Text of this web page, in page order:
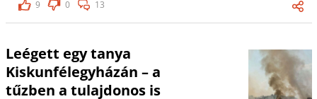
9
0 13
Leégett egy tanya
Kiskunfélegyházán – a
tűzben a tulajdonos is